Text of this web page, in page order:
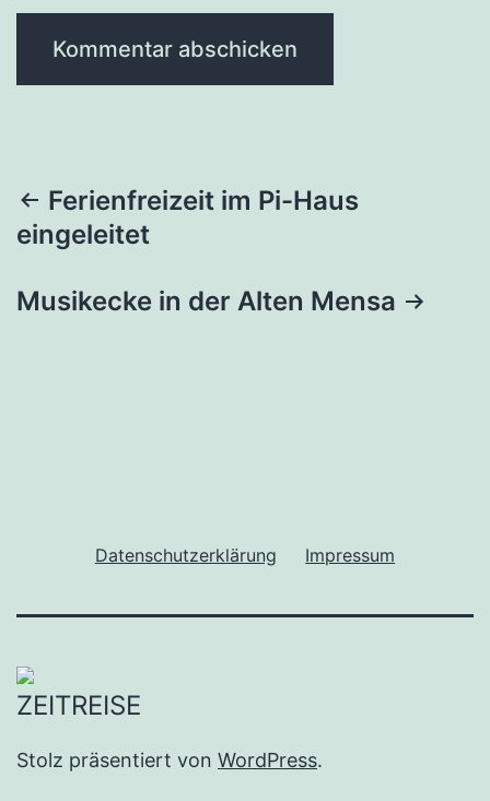
Beitragsnavigation
Ferienfreizeit im Pi-Haus
eingeleitet
Musikecke in der Alten Mensa
Datenschutzerklärung Impressum
Stolz präsentiert von WordPress.